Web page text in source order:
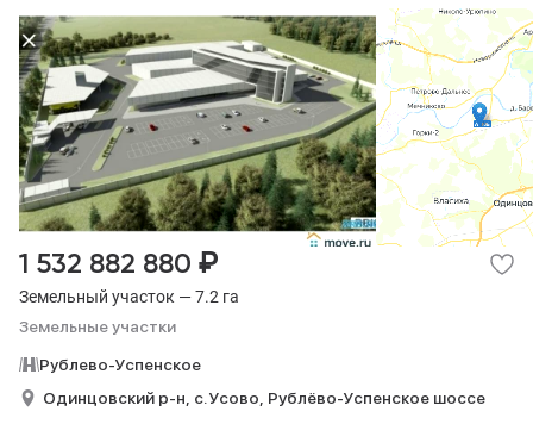
Земельный участок — 7.2 га
Земельные участки
1 532 882 880 ₽
Рублево-Успенское
Одинцовский р-н, с. Усово, Рублёво-Успенское шоссе